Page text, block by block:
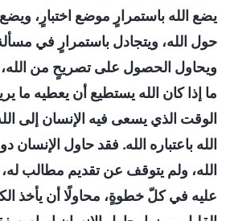
يضع الله باستمرارٍ موضع اختبارٍ،
حول الله، ويتجادل باستمرارٍ في
ويحاول الحصول على تصريحٍ من
ما إذا كان الله يستطيع أن يعطيه ما
الوقت الذي يسعى فيه الإنسان إلى
الله باعتباره الله. فقد حاول
الله، ولم يتوقف عن تقديم مطالب
عليه في كلّ خطوةٍ، محاولًا أن يأخذ